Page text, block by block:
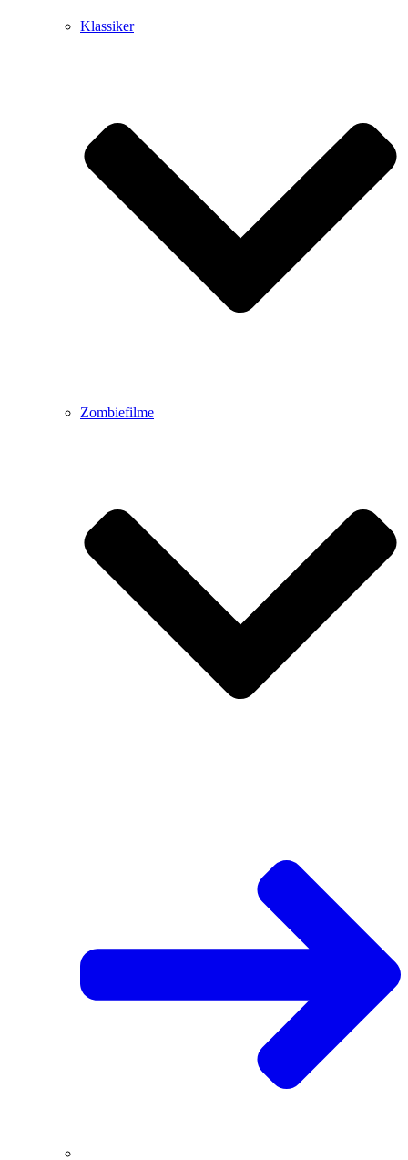
Klassiker
Zombiefilme